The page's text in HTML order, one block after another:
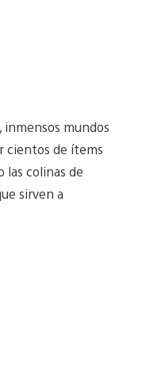
inmensos mundos
cientos de ítems
las colinas de
sirven a